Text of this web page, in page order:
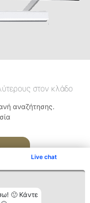
Live chat
🙂 Κάντε
στον κλάδο
αναζήτησης.